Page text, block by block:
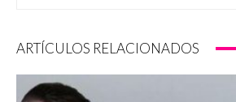
ARTÍCULOS RELACIONADOS